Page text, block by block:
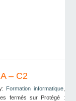
– C2
Formation informatique,
fermés sur Protégé :